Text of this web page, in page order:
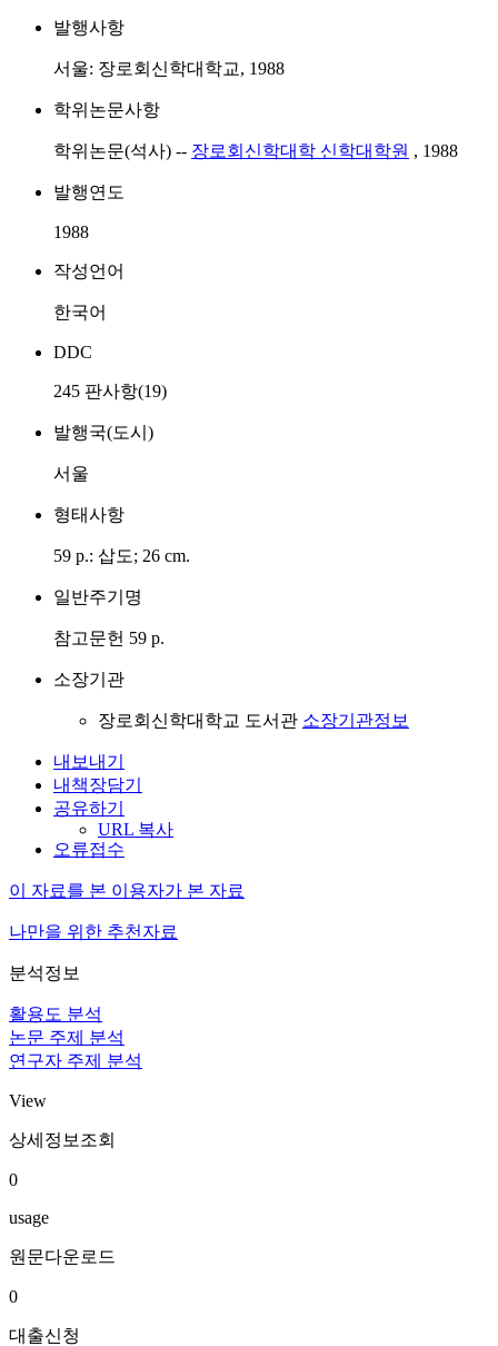
발행사항
서울: 장로회신학대학교, 1988
학위논문사항
학위논문(석사) -- 장로회신학대학 신학대학원 , 1988
발행연도
1988
작성언어
한국어
DDC
245 판사항(19)
발행국(도시)
서울
형태사항
59 p.: 삽도; 26 cm.
일반주기명
참고문헌 59 p.
소장기관
장로회신학대학교 도서관 소장기관정보
내보내기
내책장담기
공유하기
URL 복사
오류접수
이 자료를 본 이용자가 본 자료
나만을 위한 추천자료
분석정보
활용도 분석
논문 주제 분석
연구자 주제 분석
View
상세정보조회
0
usage
원문다운로드
0
대출신청